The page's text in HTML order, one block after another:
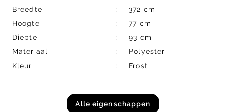
Breedte
372 cm
Hoogte
77 cm
Diepte
93 cm
Materiaal
Polyester
Kleur
Frost
Alle eigenschappen